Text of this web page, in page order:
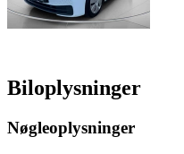
Biloplysninger
Nøgleoplysninger